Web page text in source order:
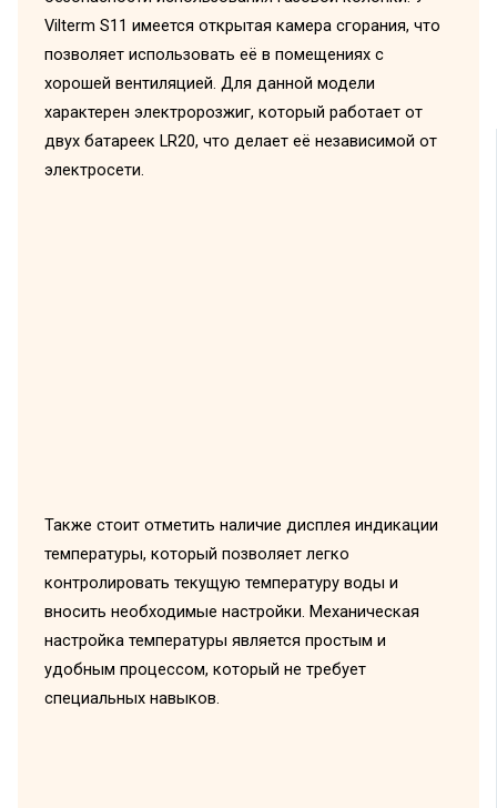
Vilterm S11 имеется открытая камера сгорания, что
позволяет использовать её в помещениях с
хорошей вентиляцией. Для данной модели
характерен электророзжиг, который работает от
двух батареек LR20, что делает её независимой от
электросети.
Также стоит отметить наличие дисплея индикации
температуры, который позволяет легко
контролировать текущую температуру воды и
вносить необходимые настройки. Механическая
настройка температуры является простым и
удобным процессом, который не требует
специальных навыков.